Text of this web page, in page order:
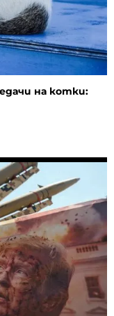
на котки: